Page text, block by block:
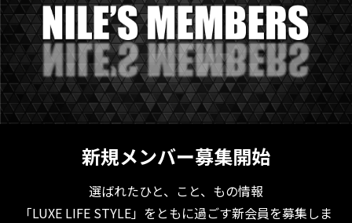
新規メンバー募集開始
選ばれたひと、こと、もの情報
「LUXE LIFE STYLE」をともに過ごす新会員を募集しま